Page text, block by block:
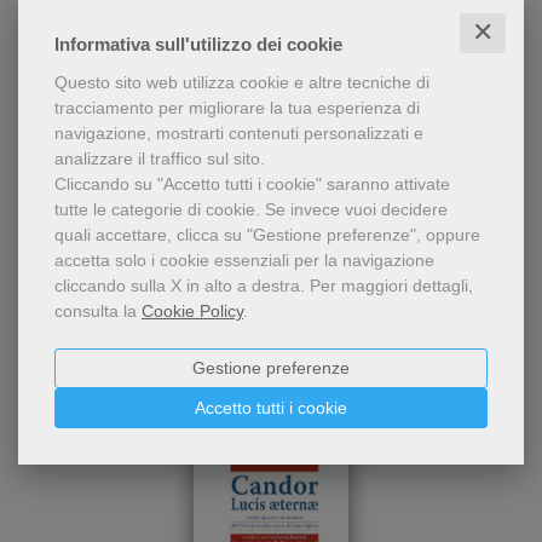
Informativa sull'utilizzo dei cookie ✕
Questo sito web utilizza cookie e altre tecniche di
tracciamento per migliorare la tua esperienza di
navigazione, mostrarti contenuti personalizzati e
analizzare il traffico sul sito.
Cliccando su "Accetto tutti i cookie" saranno attivate
tutte le categorie di cookie. Se invece vuoi decidere
quali accettare, clicca su "Gestione preferenze", oppure
accetta solo i cookie essenziali per la navigazione
cliccando sulla X in alto a destra. Per maggiori dettagli,
consulta la Cookie Policy.
Accetto tutti i cookie
Gestione preferenze
Chi ha visto questo prodotto
ha visto anche...